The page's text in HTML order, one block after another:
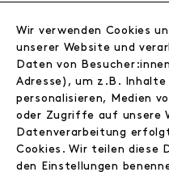
Jobs
Wholesale
Instagram
Facebook
Kontakt
INFORMATIONEN
Wir verwenden Cookies
unserer Website und
Daten von
Adresse), um z.B. Inhalte
personalisieren, Medien
oder Zugriffe auf unsere
Datenverarbeitung
Cookies. Wir teilen
den Einstellungen